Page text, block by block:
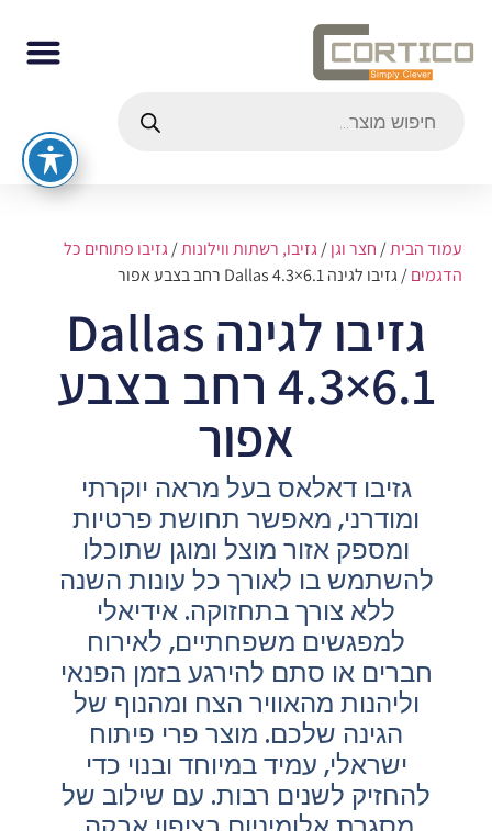
עמוד הבית/חצר וגן/גזיבו, רשתות ווילונות/גזיבו פתוחים כל
הדגמים/ גזיבו לגינה Dallas 4.3×6.1 רחב בצבע אפור
גזיבו לגינה Dallas
4.3×6.1 רחב בצבע
אפור
גזיבו דאלאס בעל מראה יוקרתי
ומודרני, מאפשר תחושת פרטיות
ומספק אזור מוצל ומוגן שתוכלו
להשתמש בו לאורך כל עונות השנה
ללא צורך בתחזוקה. אידיאלי
למפגשים משפחתיים, לאירוח
חברים או סתם להירגע בזמן הפנאי
וליהנות מהאוויר הצח ומהנוף של
הגינה שלכם. מוצר פרי פיתוח
ישראלי, עמיד במיוחד ובנוי כדי
להחזיק לשנים רבות. עם שילוב של